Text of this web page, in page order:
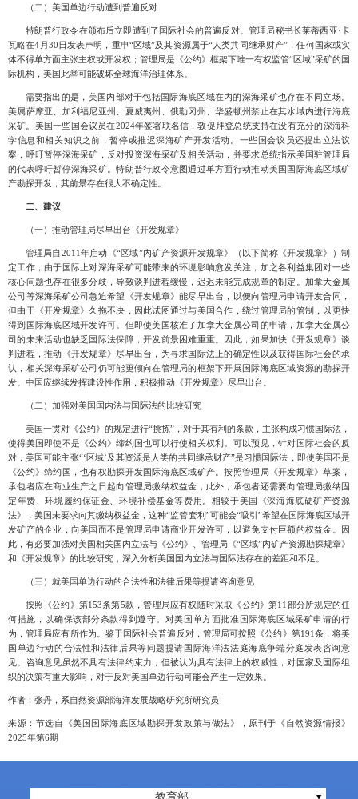
（二） 美国单边行动遭到普遍反对
特朗普行政令在颁布后立即遭到了国际社会的普遍反对。管理局秘书长莱蒂西亚 ·卡
瓦略在4月30日发表声明，重申“区域”及其资源属于“人类共同继承财产”，任何国家或实
体不得单方面主张主权或开发权；管理局是《公约》框架下唯一有权监管“区域”采矿的国
际机构，美国此举可能破坏全球海洋治理体系。
需要指出的是，美国内部对于包括国际海底区域在内的深海采矿也存在不同立场。
美属萨摩亚、加利福尼亚州、夏威夷州、俄勒冈州、华盛顿州禁止在其水域内进行海底
采矿。美国一些国会议员在2024年签署联名信，敦促拜登总统支持在没有充分的深海科
学信息和相关知识之前，暂停或推迟深海矿产开发活动。一些国会议员还提出立法议
案，呼吁暂停深海采矿，反对投资深海采矿及相关活动，并要求总统指示美国驻管理局
的代表呼吁暂停深海采矿。特朗普行政令意图通过单方面行动推动美国国际海底区域矿
产勘探开发，其前景存在很大不确定性。
二、 建议
（一） 推动管理局尽早出台《开发规章》
管理局自2011年启动《“区域”内矿产资源开发规章》（以下简称《开发规章》）制
定工作，由于国际上对深海采矿可能带来的环境影响愈发关注，加之各利益集团对一些
核心问题也存在很多分歧，导致谈判进程缓慢，迟迟未能完成规章的制定。加拿大金属
公司等深海采矿公司急迫希望《开发规章》能尽早出台，以便向管理局申请开发合同，
但由于《开发规章》久拖不决，因此试图通过与美国合作，绕过管理局的管制，以更快
得到国际海底区域开发许可。但即使美国核准了加拿大金属公司的申请，加拿大金属公
司的未来活动也缺乏国际法保障，开发前景困难重重。因此，如果加快《开发规章》谈
判进程，推动《开发规章》尽早出台，为寻求国际法上的确定性以及获得国际社会的承
认，相关深海采矿公司仍可能更倾向在管理局的框架下开展国际海底区域资源的勘探开
发。中国应继续发挥建设性作用，积极推动《开发规章》尽早出台。
（二） 加强对美国国内法与国际法的比较研究
美国一贯对《公约》的规定进行“挑拣”，对于其有利的条款，主张构成习惯国际法，
使得美国即使不是《公约》缔约国也可以行使相关权利。可以预见，针对国际社会的反
对，美国可能主张“‘区域’及其资源是人类的共同继承财产”是习惯国际法，即使美国不是
《公约》缔约国，也有权勘探开发国际海底区域矿产。按照管理局《开发规章》草案，
承包者应在商业生产之日起向管理局缴纳权益金，此外，承包者还需要向管理局缴纳固
定年费、环境履约保证金、环境补偿基金等费用。相较于美国《深海海底硬矿产资源
法》，美国未要求向其缴纳权益金，这种“监管套利”可能会“吸引”希望在国际海底区域开
发矿产的企业，向美国而不是管理局申请商业开发许可，以避免支付巨额的权益金。因
此，有必要加强对美国相关国内立法与《公约》、管理局《“区域”内矿产资源勘探规章》
和《开发规章》的比较研究，深入分析美国国内立法与国际法存在的差距和不足。
（三） 就美国单边行动的合法性和法律后果等提请咨询意见
按照《公约》第153条第5款，管理局应有权随时采取《公约》第11部分所规定的任
何措施，以确保该部分条款得到遵守。对美国单方面批准国际海底区域采矿申请的行
为，管理局应有所作为。鉴于国际社会普遍反对，管理局可按照《公约》第191条，将美
国单边行动的合法性和法律后果等问题提请国际海洋法法庭海底争端分庭发表咨询意
见。咨询意见虽然不具有法律约束力，但被认为具有法律上的权威性，对国家及国际组
织的决策有重大影响，对于反对美国单边行动可能会产生一定效果。
作者：张丹，系自然资源部海洋发展战略研究所研究员
来源：节选自《美国国际海底区域勘探开发政策与做法》，原刊于《自然资源情报》
2025年第6期